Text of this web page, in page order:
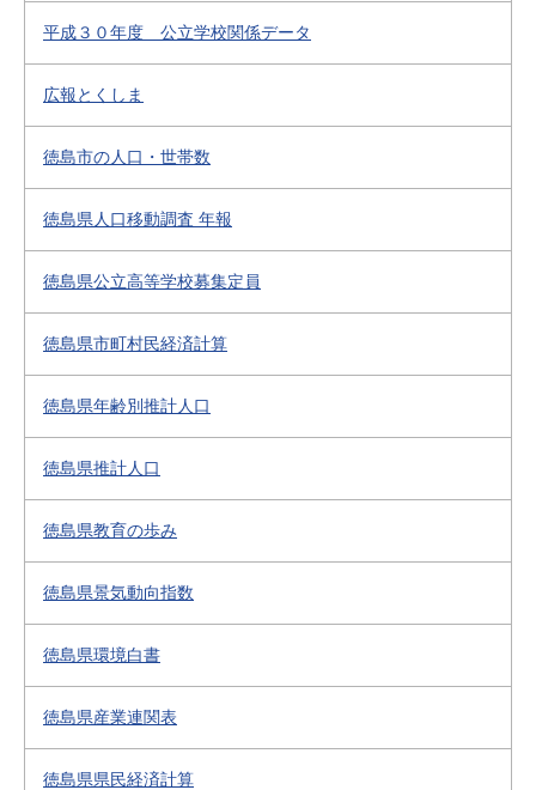
平成３０年度 公立学校関係データ
広報とくしま
徳島市の人口・世帯数
徳島県人口移動調査 年報
徳島県公立高等学校募集定員
徳島県市町村民経済計算
徳島県年齢別推計人口
徳島県推計人口
徳島県教育の歩み
徳島県景気動向指数
徳島県環境白書
徳島県産業連関表
徳島県県民経済計算